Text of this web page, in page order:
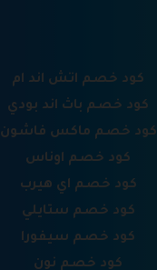
كود خصم اتش اند ام
كود خصم باث اند بودي
كود خصم ماكس فاشون
كود خصم اوناس
كود خصم اي هيرب
كود خصم ستايلي
كود خصم سيفورا
كود خصم نون